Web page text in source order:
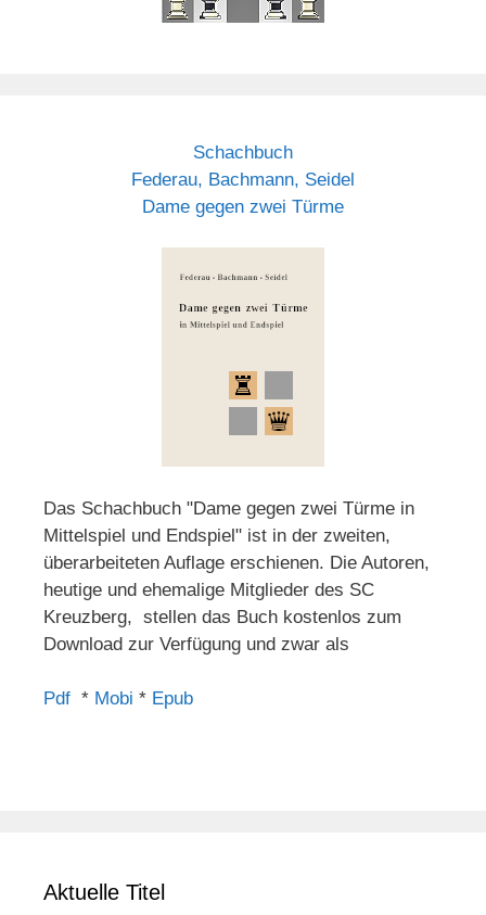
Schachbuch
Federau, Bachmann, Seidel
Dame gegen zwei Türme
Das Schachbuch "Dame gegen zwei Türme in
Mittelspiel und Endspiel" ist in der zweiten,
überarbeiteten Auflage erschienen. Die Autoren,
heutige und ehemalige Mitglieder des SC
Kreuzberg, stellen das Buch kostenlos zum
Download zur Verfügung und zwar als
Pdf * Mobi * Epub
Aktuelle Titel